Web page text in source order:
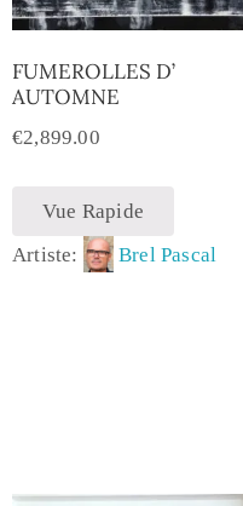
FUMEROLLES D’
AUTOMNE
€2,899.00
Vue Rapide
Artiste:
Brel Pascal